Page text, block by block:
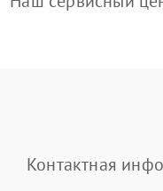
Контактная